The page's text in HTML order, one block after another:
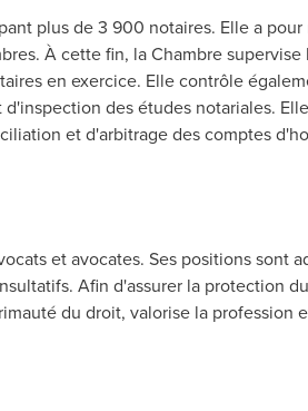
plus de 3 900 notaires. Elle a
À cette fin, la Chambre
en exercice. Elle contrôle
des études notariales.
et d'arbitrage des comptes
et avocates. Ses positions sont
Afin d'assurer la protection
du droit, valorise la profession